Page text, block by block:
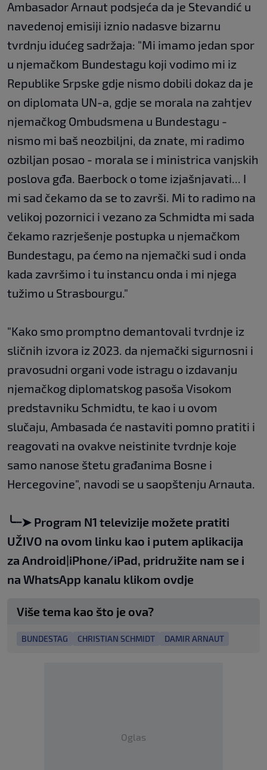
Ambasador Arnaut podsjeća da je Stevandić u
navedenoj emisiji iznio nadasve bizarnu
tvrdnju idućeg sadržaja: "Mi imamo jedan spor
u njemačkom Bundestagu koji vodimo mi iz
Republike Srpske gdje nismo dobili dokaz da je
on diplomata UN-a, gdje se morala na zahtjev
njemačkog Ombudsmena u Bundestagu -
nismo mi baš neozbiljni, da znate, mi radimo
ozbiljan posao - morala se i ministrica vanjskih
poslova gđa. Baerbock o tome izjašnjavati... I
mi sad čekamo da se to završi. Mi to radimo na
velikoj pozornici i vezano za Schmidta mi sada
čekamo razrješenje postupka u njemačkom
Bundestagu, pa ćemo na njemački sud i onda
kada završimo i tu instancu onda i mi njega
tužimo u Strasbourgu."
"Kako smo promptno demantovali tvrdnje iz
sličnih izvora iz 2023. da njemački sigurnosni i
pravosudni organi vode istragu o izdavanju
njemačkog diplomatskog pasoša Visokom
predstavniku Schmidtu, te kao i u ovom
slučaju, Ambasada će nastaviti pomno pratiti i
reagovati na ovakve neistinite tvrdnje koje
samo nanose štetu građanima Bosne i
Hercegovine", navodi se u saopštenju Arnauta.
╰┈➤ Program N1 televizije možete pratiti
UŽIVO na ovom linku kao i putem aplikacija
za Android|iPhone/iPad, pridružite nam se i
na WhatsApp kanalu klikom ovdje
Više tema kao što je ova?
BUNDESTAG CHRISTIAN SCHMIDT DAMIR ARNAUT
Oglas